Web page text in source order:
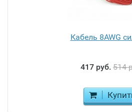
Кабель 8AWG
417 руб. 514